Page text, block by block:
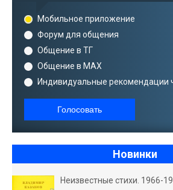
Мобильное приложение
Форум для общения
Общение в ТГ
Общение в MAX
Индивидуальные рекомендации
Голосовать
Новинки
Неизвестные стихи. 1966-